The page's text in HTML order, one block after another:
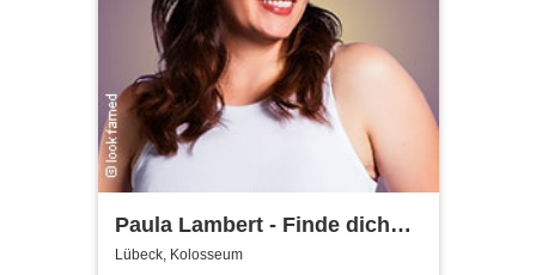
Paula Lambert - Finde dich
gut, sonst findet dich keiner
Lübeck, Kolosseum